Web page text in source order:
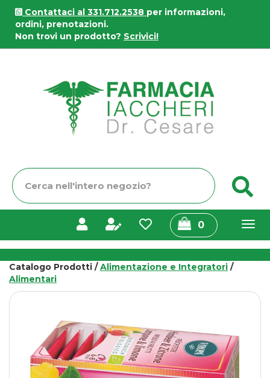
Passa
contenuto
principale
Contattaci al 331.712.2538 per informazioni,
ordini, prenotazioni.
Non trovi un prodotto? Scrivici!
Cerca
Prodotto
0prodotti
inseriti
Catalogo Prodotti /Alimentazione e Integratori /
Alimentari